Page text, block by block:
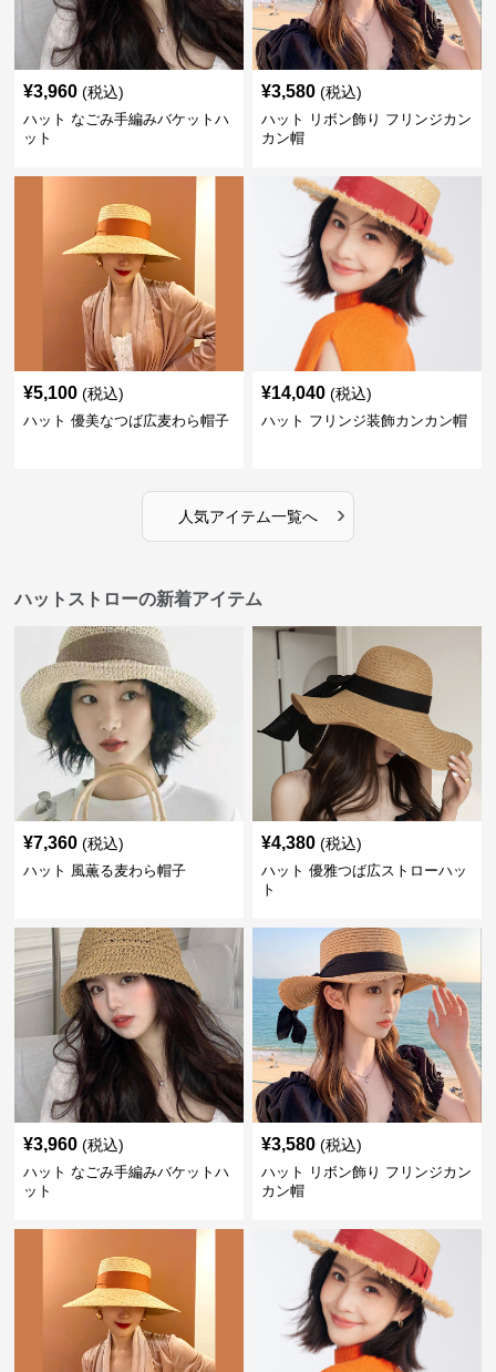
¥3,960 (税込)
ハット なごみ手編みバケットハ
ット
¥3,580 (税込)
ハット リボン飾り フリンジカン
カン帽
¥5,100 (税込)
ハット 優美なつば広麦わら帽子
¥14,040 (税込)
ハット フリンジ装飾カンカン帽
人気アイテム一覧へ ›
ハットストローの新着アイテム
¥7,360 (税込)
ハット 風薫る麦わら帽子
¥4,380 (税込)
ハット 優雅つば広ストローハッ
ト
¥3,960 (税込)
ハット なごみ手編みバケットハ
ット
¥3,580 (税込)
ハット リボン飾り フリンジカン
カン帽